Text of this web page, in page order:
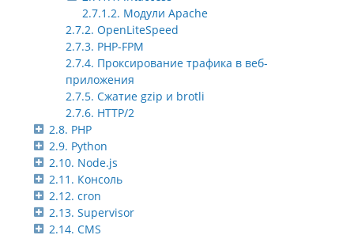
2.7.1.2. Модули Apache
2.7.2. OpenLiteSpeed
2.7.3. PHP-FPM
2.7.4. Проксирование трафика в веб-
приложения
2.7.5. Сжатие gzip и brotli
2.7.6. HTTP/2
2.8. PHP
2.9. Python
2.10. Node.js
2.11. Консоль
2.12. cron
2.13. Supervisor
2.14. CMS